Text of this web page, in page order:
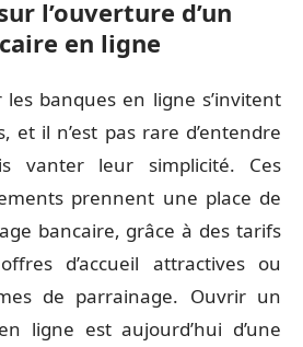
l’ouverture d’un
en ligne
banques en ligne s’invitent
et il n’est pas rare d’entendre
vanter leur simplicité. Ces
prennent une place de
bancaire, grâce à des tarifs
d’accueil attractives ou
de parrainage. Ouvrir un
ligne est aujourd’hui d’une